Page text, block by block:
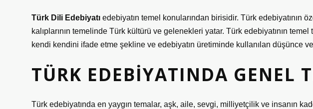
Türk Dili Edebiyatı edebiyatın temel konularından birisidir. Türk edebiyatının
kalıplarının temelinde Türk kültürü ve gelenekleri yatar. Türk edebiyatının temel
kendi kendini ifade etme şekline ve edebiyatın üretiminde kullanılan düşünce
TÜRK EDEBIYATINDA GENEL
Türk edebiyatında en yaygın temalar, aşk, aile, sevgi, milliyetçilik ve insanın